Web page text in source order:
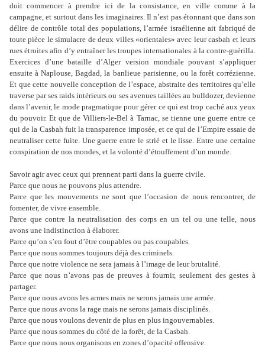
doit commencer à prendre ici de la consistance, en ville comme à la
campagne, et surtout dans les imaginaires. Il n’est pas étonnant que dans son
délire de contrôle total des populations, l’armée israélienne ait fabriqué de
toute pièce le simulacre de deux villes «orientales» avec leur casbah et leurs
rues étroites afin d’y entraîner les troupes internationales à la contre-guérilla.
Exercices d’une bataille d’Alger version mondiale pouvant s’appliquer
ensuite à Naplouse, Bagdad, la banlieue parisienne, ou la forêt corrézienne.
Et que cette nouvelle conception de l’espace, abstraite des territoires qu’elle
traverse par ses raids intérieurs ou ses avenues taillées au bulldozer, devienne
dans l’avenir, le mode pragmatique pour gérer ce qui est trop caché aux yeux
du pouvoir. Et que de Villiers-le-Bel à Tarnac, se tienne une guerre entre ce
qui de la Casbah fuit la transparence imposée, et ce qui de l’Empire essaie de
neutraliser cette fuite. Une guerre entre le strié et le lisse. Entre une certaine
conspiration de nos mondes, et la volonté d’étouffement d’un monde.
Savoir agir avec ceux qui prennent parti dans la guerre civile.
Parce que nous ne pouvons plus attendre.
Parce que les mouvements ne sont que l’occasion de nous rencontrer, de
fomenter, de vivre ensemble.
Parce que contre la neutralisation des corps en un tel ou une telle, nous
avons une indistinction à élaborer.
Parce qu’on s’en fout d’être coupables ou pas coupables.
Parce que nous sommes toujours déjà des criminels.
Parce que notre violence ne sera jamais à l’image de leur brutalité.
Parce que nous n’avons pas de preuves à fournir, seulement des gestes à
partager.
Parce que nous avons les armes mais ne serons jamais une armée.
Parce que nous avons la rage mais ne serons jamais disciplinés.
Parce que nous voulons devenir de plus en plus ingouvernables.
Parce que nous sommes du côté de la forêt, de la Casbah.
Parce que nous nous organisons en zones d’opacité offensive.